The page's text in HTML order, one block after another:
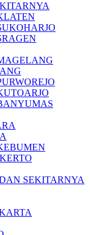
SEKITARNYA